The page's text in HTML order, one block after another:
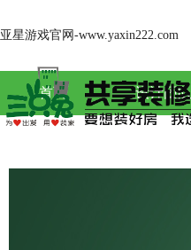
亚星游戏官网-www.yaxin222.com
首页 设计团队